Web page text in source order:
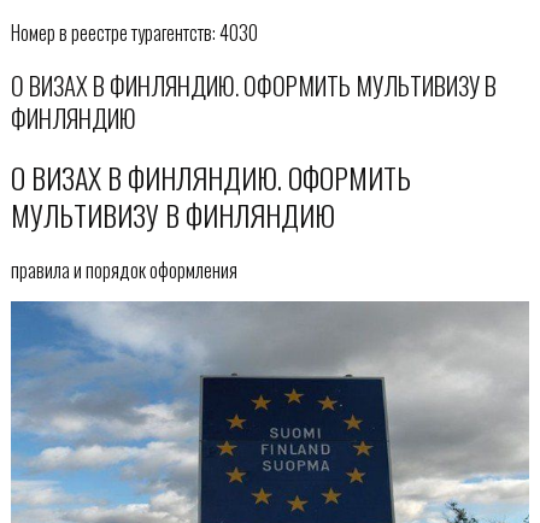
Номер в реестре турагентств: 4030
О ВИЗАХ В ФИНЛЯНДИЮ. ОФОРМИТЬ МУЛЬТИВИЗУ В
ФИНЛЯНДИЮ
О ВИЗАХ В ФИНЛЯНДИЮ. ОФОРМИТЬ
МУЛЬТИВИЗУ В ФИНЛЯНДИЮ
правила и порядок оформления